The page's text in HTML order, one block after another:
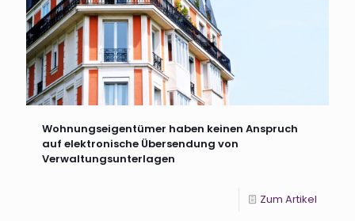
Wohnungseigentümer haben keinen Anspruch
auf elektronische Übersendung von
Verwaltungsunterlagen
Zum Artikel